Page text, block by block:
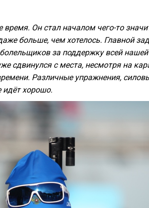
Он стал началом чего-то
больше, чем хотелось. Главной
за поддержку всей
сдвинулся с места, несмотря на
Различные упражнения,
идёт хорошо.